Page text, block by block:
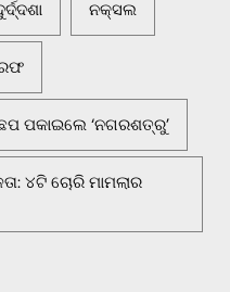
ନକ୍ସଲ
ପକାଇଲେ ‘ନଗରଶତ୍ରୁ’
୪ଟି ଚୋରି ମାମଲାର